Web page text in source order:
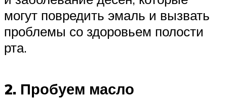
могут повредить эмаль и вызвать
проблемы со здоровьем полости
рта.
2. Пробуем масло